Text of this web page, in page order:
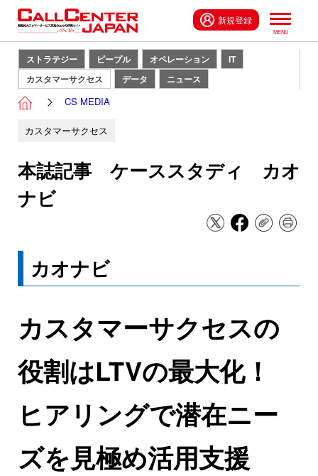
新規登録
ストラテジー ピープル オペレーション
IT
カスタマーサクセス
データ ニュース
CS MEDIA
カスタマーサクセス
本誌記事 ケーススタディ カオ
ナビ
カオナビ
カスタマーサクセスの
役割はLTVの最大化！
ヒアリングで潜在ニー
ズを見極め活用支援